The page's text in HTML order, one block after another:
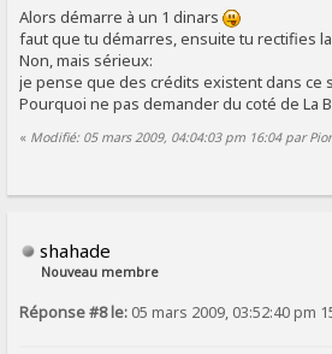
Alors démarre à un 1 dinars
faut que tu démarres, ensuite tu rectifies
Non, mais sérieux:
je pense que des crédits existent dans ce
Pourquoi ne pas demander du coté de La
« Modifié: 05 mars 2009, 04:04:03 pm 16:04 par
shahade
Nouveau membre
Réponse #8 le: 05 mars 2009, 03:52:40 pm